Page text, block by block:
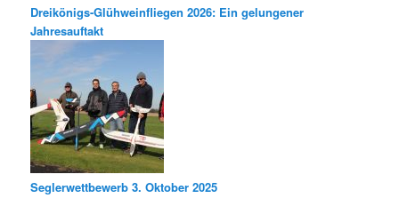
Dreikönigs-Glühweinfliegen 2026: Ein gelungener
Jahresauftakt
Seglerwettbewerb 3. Oktober 2025